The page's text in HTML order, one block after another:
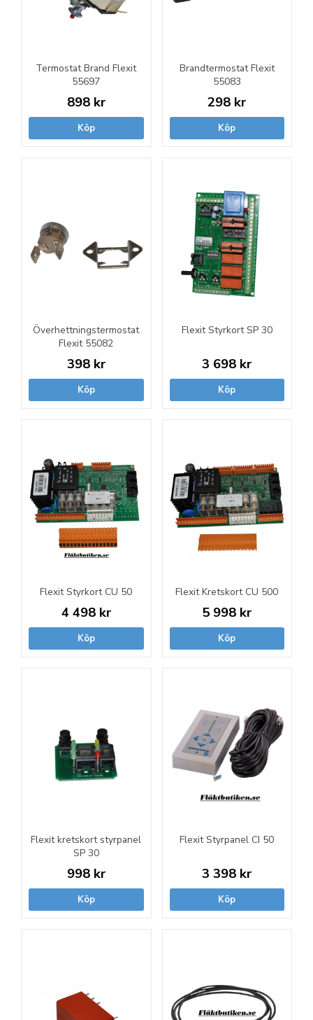
Termostat Brand Flexit
55697
898 kr
Köp
Brandtermostat Flexit
55083
298 kr
Köp
Överhettningstermostat
Flexit 55082
398 kr
Köp
Flexit Styrkort SP 30
3 698 kr
Köp
Flexit Styrkort CU 50
4 498 kr
Köp
Flexit Kretskort CU 500
5 998 kr
Köp
Flexit kretskort styrpanel
SP 30
998 kr
Köp
Flexit Styrpanel CI 50
3 398 kr
Köp